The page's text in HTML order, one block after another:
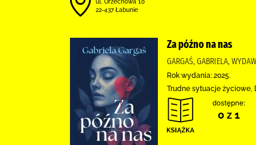
ul. Orzechowa 10
22-437 Łabunie
Za późno na nas
GARGAŚ, GABRIELA,
Rok wydania: 2025.
Trudne sytuacje życiowe,
dostępne:
0 z 1